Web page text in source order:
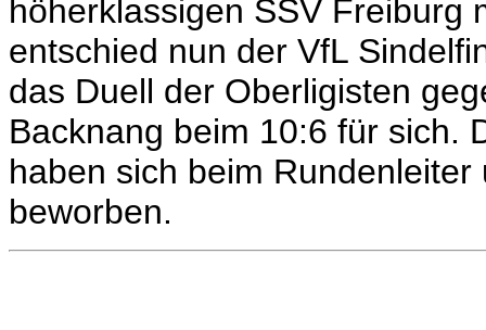
höherklassigen SSV Freiburg
entschied nun der VfL
das Duell der Oberligisten
Backnang beim 10:6 für sich.
haben sich beim
beworben.